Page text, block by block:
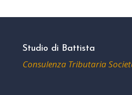
Studio di Battista
Consulenza Tributaria